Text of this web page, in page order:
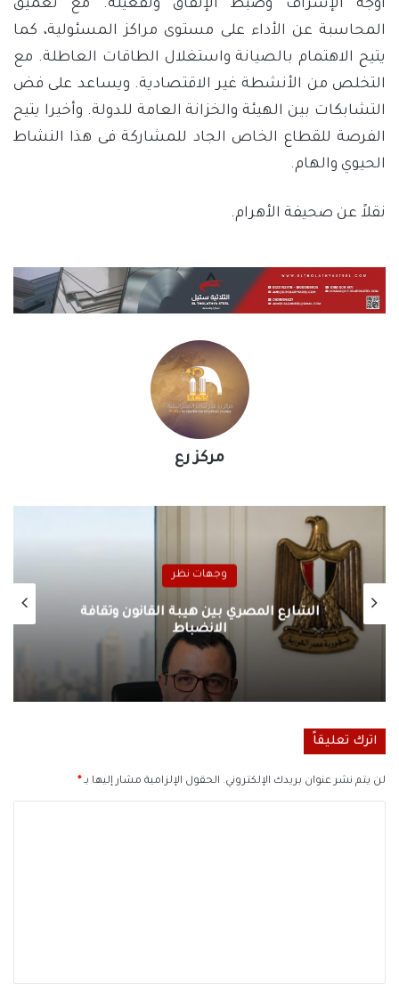
أوجه الإسراف وضبط الإنفاق وتفعيله. مع تعميق
المحاسبة عن الأداء على مستوى مراكز المسئولية، كما
يتيح الاهتمام بالصيانة واستغلال الطاقات العاطلة. مع
التخلص من الأنشطة غير الاقتصادية. ويساعد على فض
التشابكات بين الهيئة والخزانة العامة للدولة. وأخيرا يتيح
الفرصة للقطاع الخاص الجاد للمشاركة فى هذا النشاط
الحيوي والهام.
نقلاً عن صحيفة الأهرام.
مركز رع
وجهات نظر
الشارع المصري بين هيبة القانون وثقافة
الانضباط
اترك تعليقاً
لن يتم نشر عنوان بريدك الإلكتروني. الحقول الإلزامية مشار إليها بـ*